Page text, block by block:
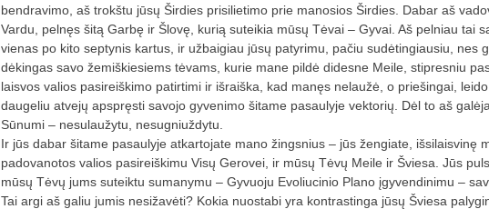
bendravimo, aš trokštu jūsų Širdies prisilietimo prie manosios Širdies. Dabar aš
Vardu, pelnęs šitą Garbę ir Šlovę, kurią suteikia mūsų Tėvai – Gyvai. Aš pelniau tai
vienas po kito septynis kartus, ir užbaigiau jūsų patyrimu, pačiu sudėtingiausiu, nes
dėkingas savo žemiškiesiems tėvams, kurie mane pildė didesne Meile, stipresniu
laisvos valios pasireiškimo patirtimi ir išraiška, kad manęs nelaužė, o priešingai,
daugeliu atvejų apspręsti savojo gyvenimo šitame pasaulyje vektorių. Dėl to aš
Sūnumi – nesulaužytu, nesugniuždytu.
Ir jūs dabar šitame pasaulyje atkartojate mano žingsnius – jūs žengiate, išsilaisvinę
padovanotos valios pasireiškimu Visų Gerovei, ir mūsų Tėvų Meile ir Šviesa. Jūs
mūsų Tėvų jums suteiktu sumanymu – Gyvuoju Evoliucinio Plano įgyvendinimu –
Tai argi aš galiu jumis nesižavėti? Kokia nuostabi yra kontrastinga jūsų Šviesa